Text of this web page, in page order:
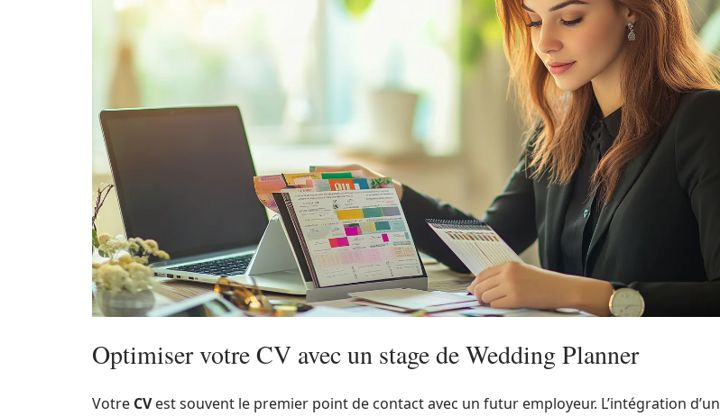
Optimiser votre CV avec un stage de Wedding Planner
Votre CVest souvent le premier point de contact avec un futur employeur. L’intégration d’un